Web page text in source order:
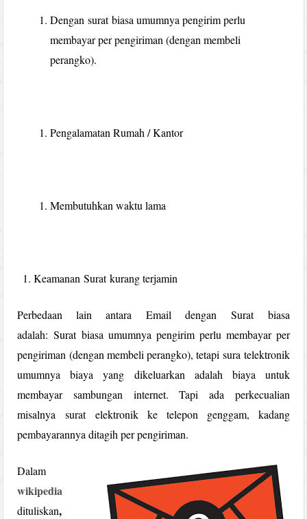
Dengan surat biasa umumnya pengirim perlu
membayar per pengiriman (dengan membeli
perangko).
Pengalamatan Rumah / Kantor
Membutuhkan waktu lama
Keamanan Surat kurang terjamin
Perbedaan lain antara Email dengan Surat biasa
adalah: Surat biasa umumnya pengirim perlu membayar per
pengiriman (dengan membeli perangko), tetapi sura telektronik
umumnya biaya yang dikeluarkan adalah biaya untuk
membayar sambungan internet. Tapi ada perkecualian
misalnya surat elektronik ke telepon genggam, kadang
pembayarannya ditagih per pengiriman.
Dalam
wikipedia
dituliskan,